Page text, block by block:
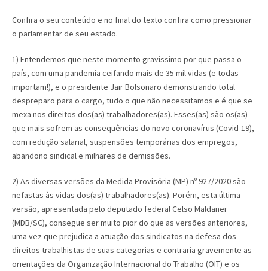
Confira o seu conteúdo e no final do texto confira como pressionar
o parlamentar de seu estado.
1) Entendemos que neste momento gravíssimo por que passa o
país, com uma pandemia ceifando mais de 35 mil vidas (e todas
importam!), e o presidente Jair Bolsonaro demonstrando total
despreparo para o cargo, tudo o que não necessitamos e é que se
mexa nos direitos dos(as) trabalhadores(as). Esses(as) são os(as)
que mais sofrem as consequências do novo coronavírus (Covid-19),
com redução salarial, suspensões temporárias dos empregos,
abandono sindical e milhares de demissões.
2) As diversas versões da Medida Provisória (MP) nº 927/2020 são
nefastas às vidas dos(as) trabalhadores(as). Porém, esta última
versão, apresentada pelo deputado federal Celso Maldaner
(MDB/SC), consegue ser muito pior do que as versões anteriores,
uma vez que prejudica a atuação dos sindicatos na defesa dos
direitos trabalhistas de suas categorias e contraria gravemente as
orientações da Organização Internacional do Trabalho (OIT) e os